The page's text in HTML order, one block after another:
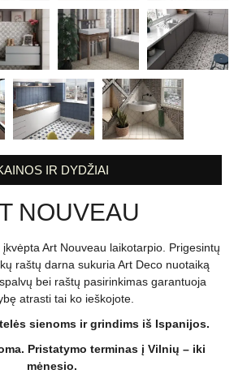
IR DYDŽIAI
NOUVEAU
Art Nouveau laikotarpio. Prigesintų
raštų darna sukuria Art Deco nuotaiką
bei raštų pasirinkimas garantuoja
atrasti tai ko ieškojote.
sienoms ir grindims iš Ispanijos.
Pristatymo terminas į Vilnių – iki
mėnesio.